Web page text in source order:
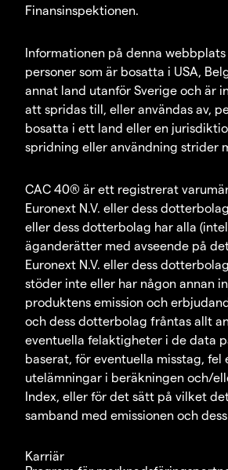
Finansinspektionen.
Informationen på denna
personer som är bosatta i USA,
annat land utanför Sverige och är
att spridas till, eller användas av,
bosatta i ett land eller en
spridning eller användning strider
CAC 40® är ett registrerat
Euronext N.V. eller dess
eller dess dotterbolag har alla
äganderätter med avseende på
Euronext N.V. eller dess
stöder inte eller har någon annan
produktens emission och
och dess dotterbolag fråntas allt
eventuella felaktigheter i de data
baserat, för eventuella misstag, fel
utelämningar i beräkningen och/
Index, eller för det sätt på vilket
samband med emissionen och
Karriär